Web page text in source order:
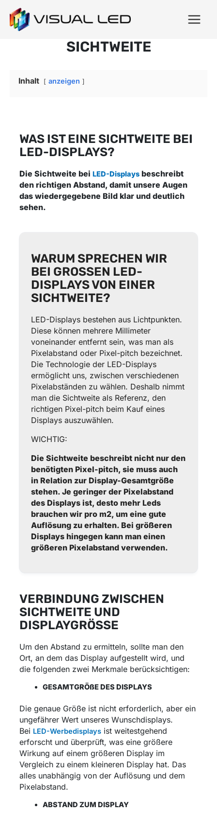
SICHTWEITE
Inhalt anzeigen
WAS IST EINE SICHTWEITE BEI
LED-DISPLAYS?
Die Sichtweite beiLED-Displays beschreibt
den richtigen Abstand, damit unsere Augen
das wiedergegebene Bild klar und deutlich
sehen.
WARUM SPRECHEN WIR
BEI GROSSEN LED-D
ISPLAYS VON EINER S
ICHTWEITE?
LED-Displays bestehen aus Lichtpunkten.
Diese können mehrere Millimeter
voneinander entfernt sein, was man als
Pixelabstand oder Pixel-pitch bezeichnet.
Die Technologie der LED-Displays
ermöglicht uns, zwischen verschiedenen
Pixelabständen zu wählen. Deshalb nimmt
man die Sichtweite als Referenz, den
richtigen Pixel-pitch beim Kauf eines
Displays auszuwählen.
WICHTIG:
Die Sichtweite beschreibt nicht nur den
benötigten Pixel-pitch, sie muss auch
in Relation zur Display-Gesamtgröße
stehen. Je geringer der Pixelabstand
des Displays ist, desto mehr Leds
brauchen wir pro m2, um eine gute
Auflösung zu erhalten. Bei größeren
Displays hingegen kann man einen
größeren Pixelabstand verwenden.
VERBINDUNG ZWISCHEN
SICHTWEITE UND
DISPLAYGRÖSSE
Um den Abstand zu ermitteln, sollte man den
Ort, an dem das Display aufgestellt wird, und
die folgenden zwei Merkmale berücksichtigen:
GESAMTGRÖßE DES DISPLAYS
Die genaue Größe ist nicht erforderlich, aber ein
ungefährer Wert unseres Wunschdisplays.
Bei LED-Werbedisplays ist weitestgehend
erforscht und überprüft, was eine größere
Wirkung auf einem größeren Display im
Vergleich zu einem kleineren Display hat. Das
alles unabhängig von der Auflösung und dem
Pixelabstand.
ABSTAND ZUM DISPLAY